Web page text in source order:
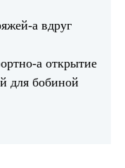
а вдруг
а открытие
для бобиной